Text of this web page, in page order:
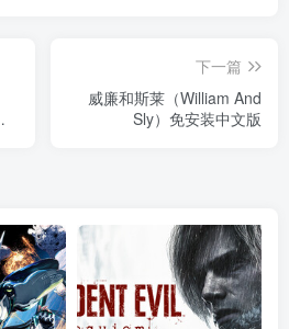
下一篇
威廉和斯莱（William And
Sly）免安装中文版